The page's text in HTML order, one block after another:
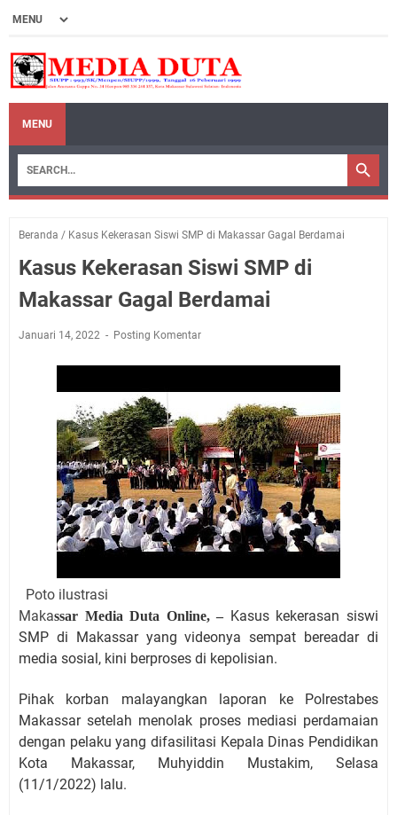
MENU
Beranda / Kasus Kekerasan Siswi SMP di Makassar Gagal Berdamai
Kasus Kekerasan Siswi SMP di
Makassar Gagal Berdamai
Januari 14, 2022 Posting Komentar
Poto ilustrasi
Makassar Media Duta Online, – Kasus kekerasan siswi
SMP di Makassar yang videonya sempat bereadar di
media sosial, kini berproses di kepolisian.
Pihak korban malayangkan laporan ke Polrestabes
Makassar setelah menolak proses mediasi perdamaian
dengan pelaku yang difasilitasi Kepala Dinas Pendidikan
Kota Makassar, Muhyiddin Mustakim, Selasa
(11/1/2022) lalu.